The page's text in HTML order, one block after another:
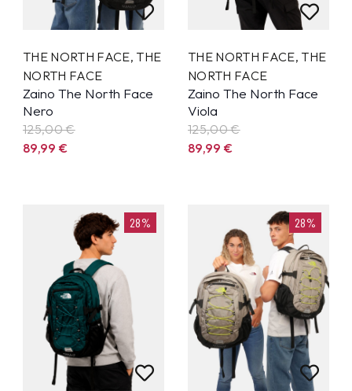
THE NORTH FACE, THE
NORTH FACE
Zaino The North Face
Nero
125,00 €
89,99€
THE NORTH FACE, THE
NORTH FACE
Zaino The North Face
Viola
125,00 €
89,99€
28% 28%